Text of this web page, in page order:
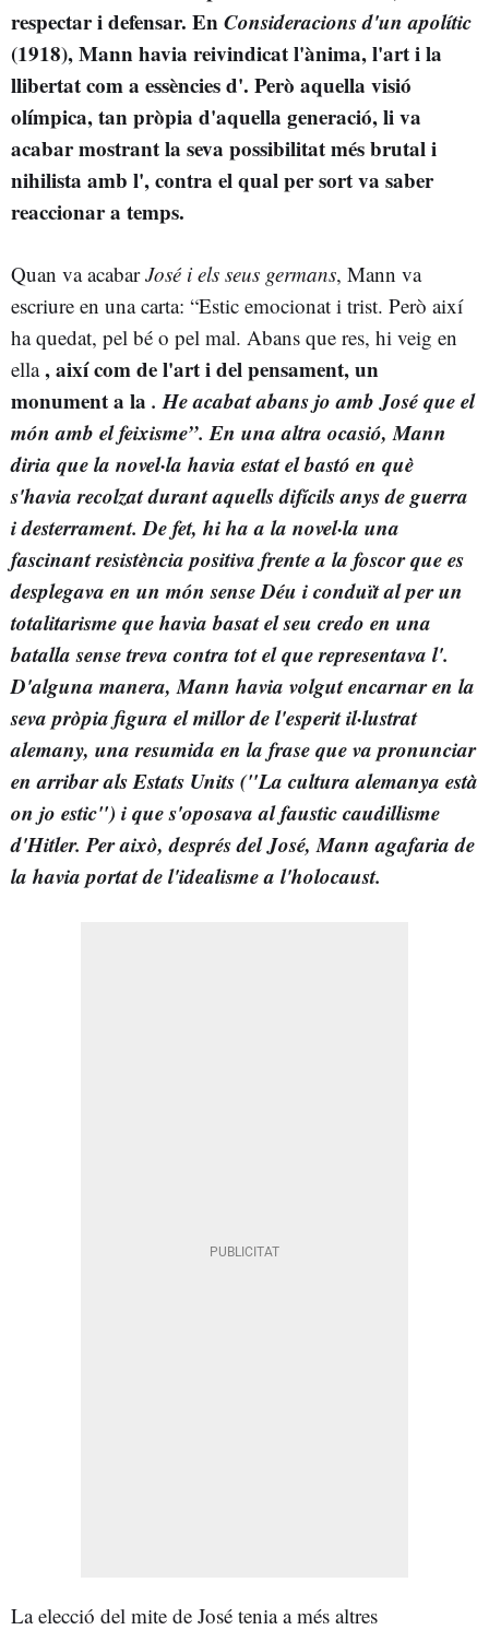
respectar i defensar. EnConsideracions d'un apolític
(1918), Mann havia reivindicat l'ànima, l'art i la
llibertat com a essències d'. Però aquella visió
olímpica, tan pròpia d'aquella generació, li va
acabar mostrant la seva possibilitat més brutal i
nihilista amb l', contra el qual per sort va saber
reaccionar a temps.
Quan va acabarJosé i els seus germans, Mann va
escriure en una carta: “Estic emocionat i trist. Però així
ha quedat, pel bé o pel mal. Abans que res, hi veig en
ella, així com de l'art i del pensament, un
monument a la . He acabat abans jo ambJoséque el
món amb el feixisme”. En una altra ocasió, Mann
diria quela novel·la havia estat el bastó en què
s'havia recolzat durant aquells difícils anys de guerra
i desterrament. De fet, hi ha a la novel·la una
fascinant resistència positiva frente a la foscor que es
desplegava en un món sense Déu i conduït alper un
totalitarisme que havia basat el seu credo en una
batalla sense treva contra tot el que representava l'.
D'alguna manera, Mann havia volgut encarnar en la
seva pròpia figura el millor de l'esperit il·lustrat
alemany, unaresumida en la frase que va pronunciar
en arribar als Estats Units ("La cultura alemanya està
on jo estic") i que s'oposava al faustic caudillisme
d'Hitler. Per això, després delJosé, Mann agafaria de
lahavia portat de l'idealisme a l'holocaust.
La elecció del mite de José tenia a més altres